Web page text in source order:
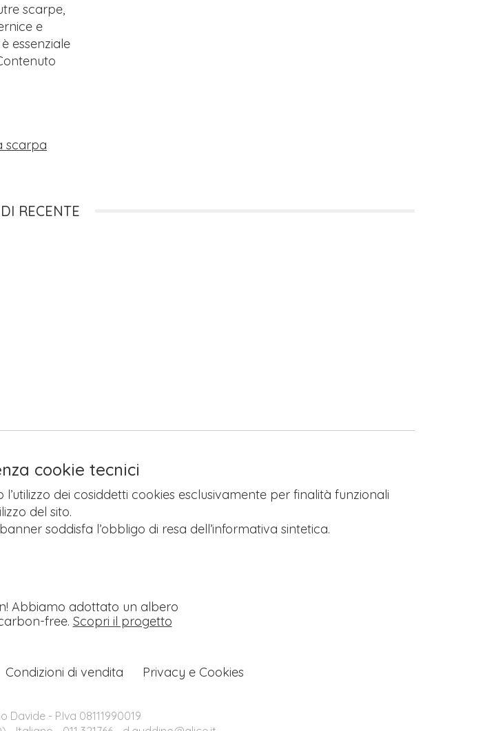
scarpe,
e
essenziale
scarpa
RECENTE
cookie tecnici
dei cosiddetti cookies esclusivamente per finalità funzionali
del sito.
soddisfa l’obbligo di resa dell’informativa sintetica.
Abbiamo adottato un albero
free. Scopri il progetto
Condizioni di vendita Privacy e Cookies
Davide - P.Iva 08111990019